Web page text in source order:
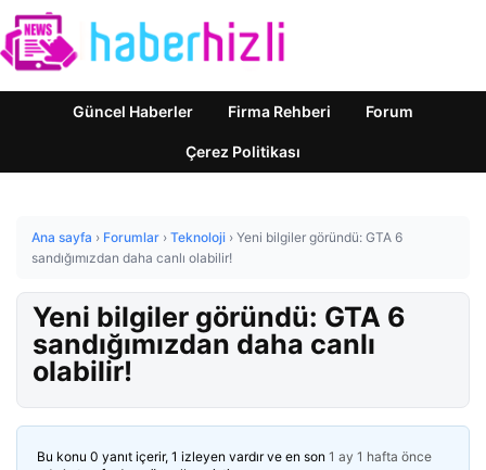
Güncel Haberler Firma Rehberi Forum
Çerez Politikası
Ana sayfa › Forumlar › Teknoloji › Yeni bilgiler göründü: GTA 6
sandığımızdan daha canlı olabilir!
Yeni bilgiler göründü: GTA 6
sandığımızdan daha canlı
olabilir!
Bu konu 0 yanıt içerir, 1 izleyen vardır ve en son 1 ay 1 hafta önce